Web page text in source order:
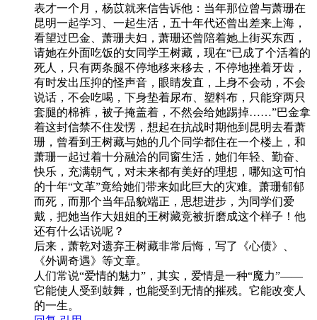
表才一个月，杨苡就来信告诉他：当年那位曾与萧珊在
昆明一起学习、一起生活，五十年代还曾出差来上海，
看望过巴金、萧珊夫妇，萧珊还曾陪着她上街买东西，
请她在外面吃饭的女同学王树藏，现在“已成了个活着的
死人，只有两条腿不停地移来移去，不停地挫着牙齿，
有时发出压抑的怪声音，眼睛发直，上身不会动，不会
说话，不会吃喝，下身垫着尿布、塑料布，只能穿两只
套腿的棉裤，被子掩盖着，不然会给她踢掉……”巴金拿
着这封信禁不住发愣，想起在抗战时期他到昆明去看萧
珊，曾看到王树藏与她的几个同学都住在一个楼上，和
萧珊一起过着十分融洽的同窗生活，她们年轻、勤奋、
快乐，充满朝气，对未来都有美好的理想，哪知这可怕
的十年“文革”竟给她们带来如此巨大的灾难。萧珊郁郁
而死，而那个当年品貌端正，思想进步，为同学们爱
戴，把她当作大姐姐的王树藏竞被折磨成这个样子！他
还有什么话说呢？
后来，萧乾对遗弃王树藏非常后悔，写了《心债》、
《外调奇遇》等文章。
人们常说“爱情的魅力”，其实，爱情是一种“魔力”——
它能使人受到鼓舞，也能受到无情的摧残。它能改变人
的一生。